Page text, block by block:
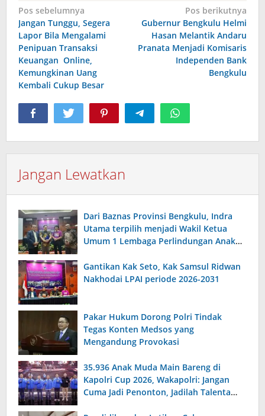
Navigasi
pos
Pos sebelumnya
Jangan Tunggu, Segera
Lapor Bila Mengalami
Penipuan Transaksi
Keuangan Online,
Kemungkinan Uang
Kembali Cukup Besar
Pos berikutnya
Gubernur Bengkulu Helmi
Hasan Melantik Andaru
Pranata Menjadi Komisaris
Independen Bank
Bengkulu
Jangan Lewatkan
Dari Baznas Provinsi Bengkulu, Indra
Utama terpilih menjadi Wakil Ketua
Umum 1 Lembaga Perlindungan Anak
Gantikan Kak Seto, Kak Samsul Ridwan
Nakhodai LPAI periode 2026-2031
Pakar Hukum Dorong Polri Tindak
Tegas Konten Medsos yang
Mengandung Provokasi
35.936 Anak Muda Main Bareng di
Kapolri Cup 2026, Wakapolri: Jangan
Cuma Jadi Penonton, Jadilah Talenta